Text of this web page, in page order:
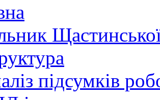
підсумків